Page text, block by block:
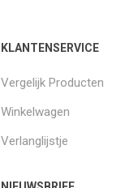
KLANTENSERVICE
Vergelijk Producten
Winkelwagen
Verlanglijstje